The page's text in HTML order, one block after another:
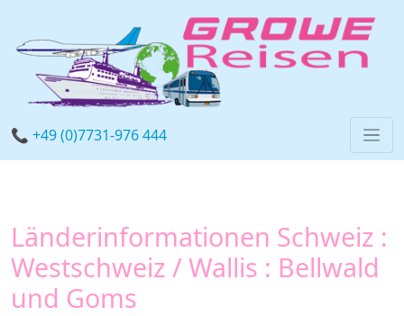
📞 +49 (0)7731-976 444
Länderinformationen Schweiz :
Westschweiz / Wallis : Bellwald
und Goms